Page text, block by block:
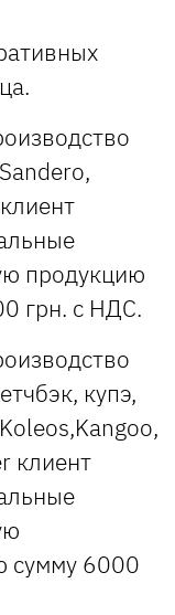
продукцию
грн. с НДС.
купэ,
клиент
сумму 6000